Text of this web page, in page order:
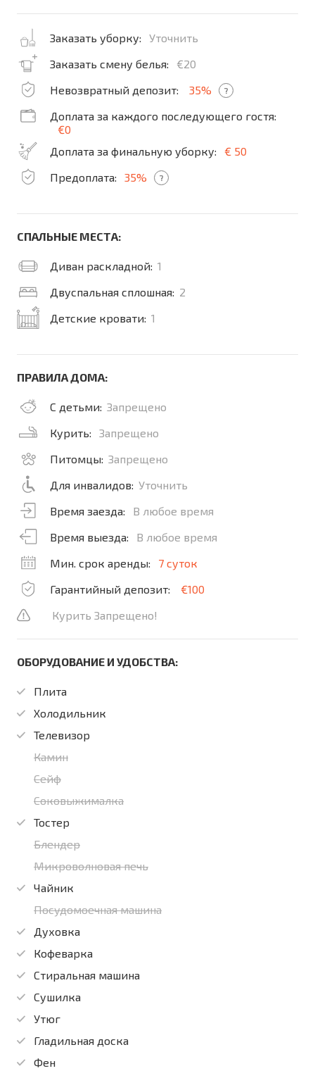
Заказать уборку:
Уточнить
Заказать смену белья:
€20
Невозвратный депозит:
35% ?
Доплата за каждого последующего гостя:
€0
Доплата за финальную уборку:
€ 50
Предоплата:
35% ?
СПАЛЬНЫЕ МЕСТА:
Диван раскладной: 1
Двуспальная сплошная: 2
Детские кровати: 1
ПРАВИЛА ДОМА:
С детьми: Запрещено
Курить:
Запрещено
Питомцы: Запрещено
Для инвалидов: Уточнить
Время заезда:
В любое время
Время выезда:
В любое время
Мин. срок аренды:
7 суток
Гарантийный депозит:
€100
Курить Запрещено!
ОБОРУДОВАНИЕ И УДОБСТВА:
Плита
Холодильник
Телевизор
Камин
Сейф
Соковыжималка
Тостер
Блендер
Микроволновая печь
Чайник
Посудомоечная машина
Духовка
Кофеварка
Стиральная машина
Сушилка
Утюг
Гладильная доска
Фен